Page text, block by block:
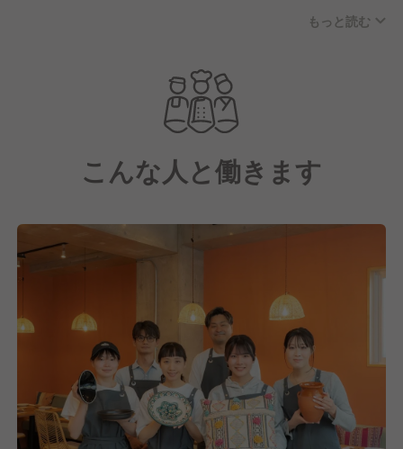
もっと読む
こんな人と働きます